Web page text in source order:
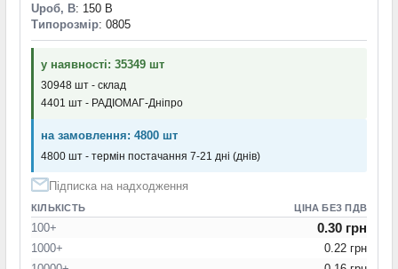
Uроб, В: 150 В
Типорозмір: 0805
у наявності: 35349 шт
30948 шт - склад
4401 шт - РАДІОМАГ-Дніпро
на замовлення: 4800 шт
4800 шт - термін постачання 7-21 дні (днів)
Підписка на надходження
КІЛЬКІСТЬ ЦІНА БЕЗ ПДВ
100+ 0.30 грн
1000+
0.22 грн